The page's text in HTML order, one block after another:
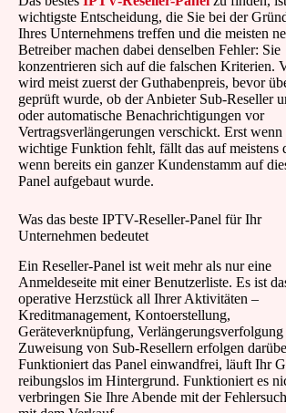
wichtigste Entscheidung, die Sie bei der
Ihres Unternehmens treffen und die meisten
Betreiber machen dabei denselben Fehler: Sie
konzentrieren sich auf die falschen Kriterien.
wird meist zuerst der Guthabenpreis, bevor
geprüft wurde, ob der Anbieter Sub-Reseller
oder automatische Benachrichtigungen vor
Vertragsverlängerungen verschickt. Erst wenn
wichtige Funktion fehlt, fällt das auf meistens
wenn bereits ein ganzer Kundenstamm auf
Panel aufgebaut wurde.
Was das beste IPTV-Reseller-Panel für Ihr
Unternehmen bedeutet
Ein Reseller-Panel ist weit mehr als nur eine
Anmeldeseite mit einer Benutzerliste. Es ist
operative Herzstück all Ihrer Aktivitäten –
Kreditmanagement, Kontoerstellung,
Geräteverknüpfung,
Zuweisung von Sub-Resellern erfolgen
Funktioniert das Panel einwandfrei, läuft Ihr
reibungslos im Hintergrund. Funktioniert es
verbringen Sie Ihre Abende mit der